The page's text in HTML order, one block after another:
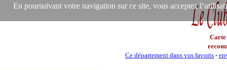
En poursuivant votre navigation sur ce site, vous acceptez
Carte
Ce département dans vos favoris -